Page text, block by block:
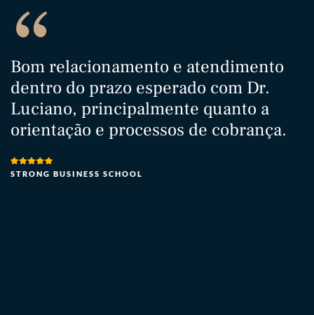
Bom relacionamento e atendimento
dentro do prazo esperado com Dr.
Luciano, principalmente quanto a
orientação e processos de cobrança.
STRONG BUSINESS SCHOOL